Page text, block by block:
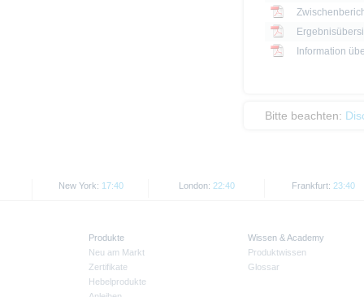
Information
Bitte beachten:
New York: 17:40 London: 22:40 Frankfurt: 23:40
Produkte
Neu am Markt
Zertifikate
Hebelprodukte
Wissen & Academy
Produktwissen
Glossar